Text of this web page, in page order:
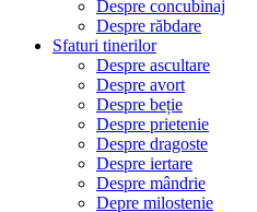
Despre concubinaj
Despre răbdare
Sfaturi tinerilor
Despre ascultare
Despre avort
Despre beție
Despre prietenie
Despre dragoste
Despre iertare
Despre mândrie
Depre milostenie